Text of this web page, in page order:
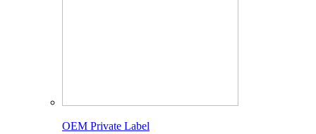
OEM Private Label